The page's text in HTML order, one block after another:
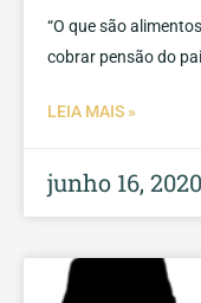
“O que são
cobrar pensão do
LEIA MAIS »
junho 16, 2020